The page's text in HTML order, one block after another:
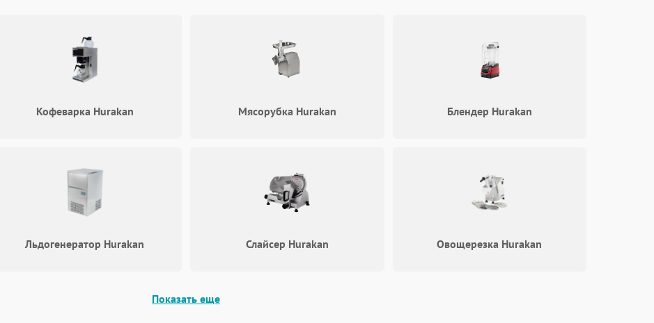
Кофеварка Hurakan Мясорубка Hurakan Блендер Hurakan
Льдогенератор Hurakan Слайсер Hurakan Овощерезка Hurakan
Показать еще